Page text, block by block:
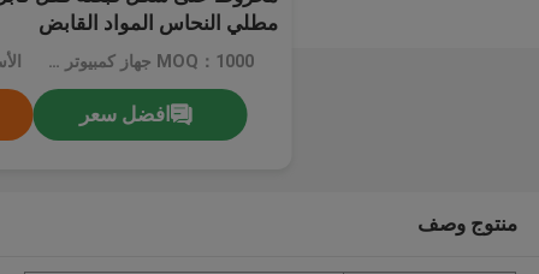
مطلي النحاس المواد القابض
MOQ：1000 جهاز كمبيوتر شخصى
افضل سعر
منتوج وصف